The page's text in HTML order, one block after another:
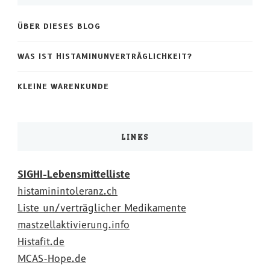
ÜBER DIESES BLOG
WAS IST HISTAMINUNVERTRÄGLICHKEIT?
KLEINE WARENKUNDE
LINKS
SIGHI-Lebensmittelliste
histaminintoleranz.ch
Liste un/verträglicher Medikamente
mastzellaktivierung.info
Histafit.de
MCAS-Hope.de